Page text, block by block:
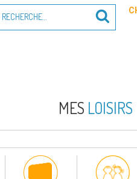
pour
MES LOISIRS